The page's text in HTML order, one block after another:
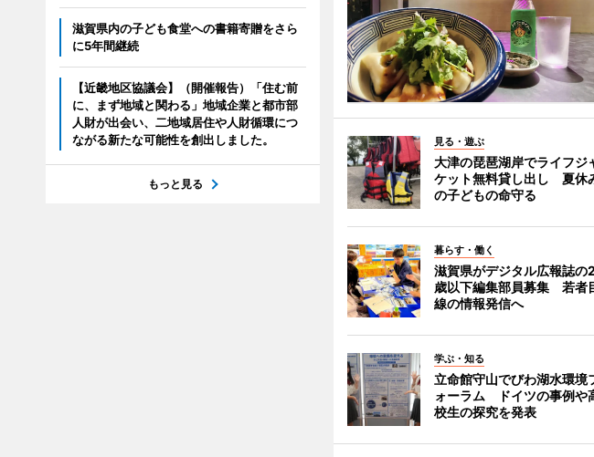
見る・遊ぶ
大津の琵琶湖岸でライフジ
ケット無料貸し出し 夏休
の子どもの命守る
暮らす・働く
滋賀県がデジタル広報誌の
歳以下編集部員募集 若者
線の情報発信へ
学ぶ・知る
立命館守山でびわ湖水環境
ォーラム ドイツの事例や
校生の探究を発表
滋賀県内の子ども食堂への書籍寄贈をさら
に5年間継続
【近畿地区協議会】（開催報告）「住む前
に、まず地域と関わる」地域企業と都市部
人財が出会い、二地域居住や人財循環につ
ながる新たな可能性を創出しました。
もっと見る